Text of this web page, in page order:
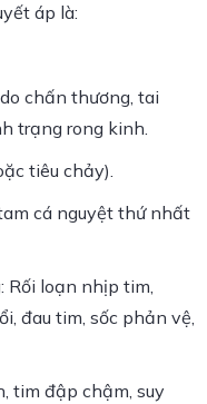
áp là:
chấn thương, tai
trạng rong kinh.
tiêu chảy).
cá nguyệt thứ nhất
Rối loạn nhịp tim,
đau tim, sốc phản vệ,
tim đập chậm, suy